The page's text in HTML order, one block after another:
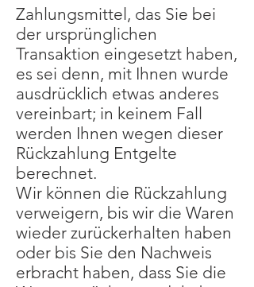
Zahlungsmittel, das Sie bei
der ursprünglichen
Transaktion eingesetzt haben,
es sei denn, mit Ihnen wurde
ausdrücklich etwas anderes
vereinbart; in keinem Fall
werden Ihnen wegen dieser
Rückzahlung Entgelte
berechnet.
Wir können die Rückzahlung
verweigern, bis wir die Waren
wieder zurückerhalten haben
oder bis Sie den Nachweis
erbracht haben, dass Sie die